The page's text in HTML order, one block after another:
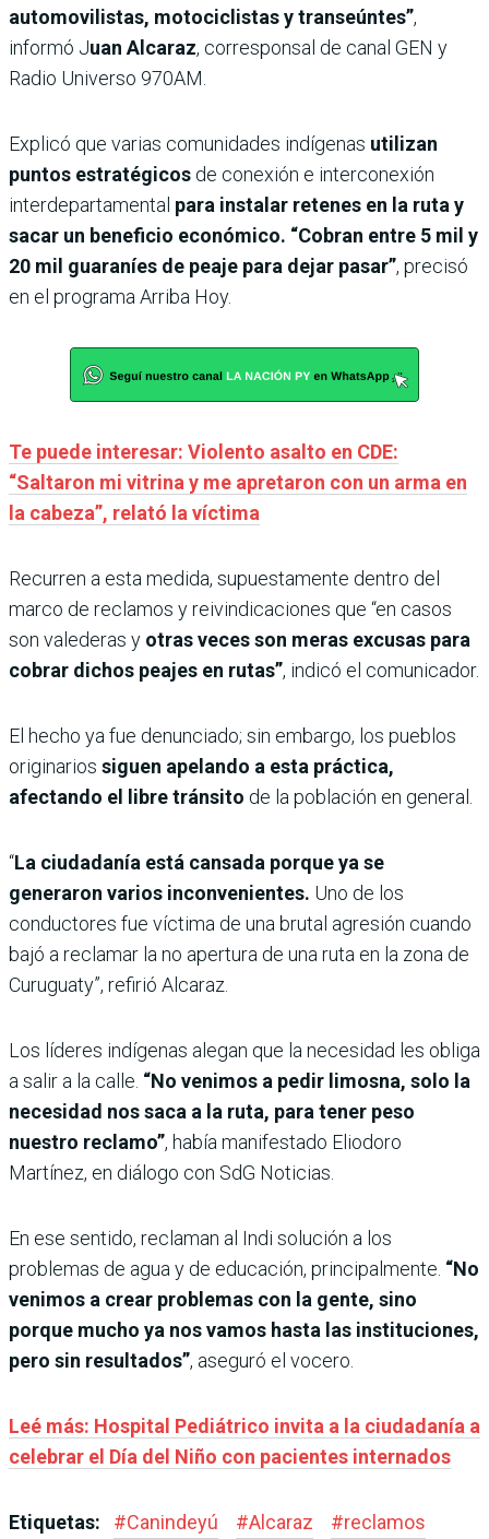
automovilistas, motociclistas y transeúntes”,
informó Juan Alcaraz, corresponsal de canal GEN y
Radio Universo 970AM.
Explicó que varias comunidades indígenas utilizan
puntos estratégicos de conexión e interconexión
interdepartamental para instalar retenes en la ruta y
sacar un beneficio económico. “Cobran entre 5 mil y
20 mil guaraníes de peaje para dejar pasar”, precisó
en el programa Arriba Hoy.
Te puede interesar: Violento asalto en CDE:
“Saltaron mi vitrina y me apretaron con un arma en
la cabeza”, relató la víctima
Recurren a esta medida, supuestamente dentro del
marco de reclamos y reivindicaciones que “en casos
son valederas y otras veces son meras excusas para
cobrar dichos peajes en rutas”, indicó el comunicador.
El hecho ya fue denunciado; sin embargo, los pueblos
originarios siguen apelando a esta práctica,
afectando el libre tránsito de la población en general.
“La ciudadanía está cansada porque ya se
generaron varios inconvenientes. Uno de los
conductores fue víctima de una brutal agresión cuando
bajó a reclamar la no apertura de una ruta en la zona de
Curuguaty”, refirió Alcaraz.
Los líderes indígenas alegan que la necesidad les obliga
a salir a la calle. “No venimos a pedir limosna, solo la
necesidad nos saca a la ruta, para tener peso
nuestro reclamo”, había manifestado Eliodoro
Martínez, en diálogo con SdG Noticias.
En ese sentido, reclaman al Indi solución a los
problemas de agua y de educación, principalmente. “No
venimos a crear problemas con la gente, sino
porque mucho ya nos vamos hasta las instituciones,
pero sin resultados”, aseguró el vocero.
Leé más: Hospital Pediátrico invita a la ciudadanía a
celebrar el Día del Niño con pacientes internados
Etiquetas: #Canindeyú #Alcaraz #reclamos